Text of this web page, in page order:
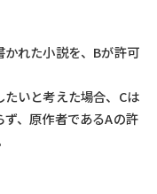
れた小説を、Bが許可
いと考えた場合、Cは
、原作者であるAの許